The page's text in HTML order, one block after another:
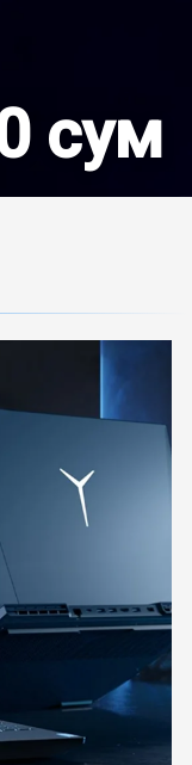
сум